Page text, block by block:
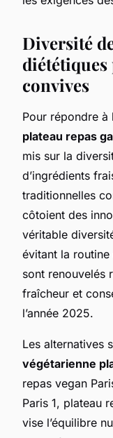
Diversité
convives
Pour répondre à
plateau repas
mis sur la
d’ingrédients
traditionnelles
côtoient des
véritable
évitant la routine
sont renouvelés
fraîcheur et
l’année 2025.
Les alternatives
végétarienne
repas vegan
Paris 1, plateau
vise l’équilibre